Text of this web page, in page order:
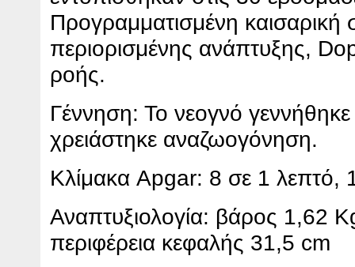
Προγραμματισμένη
περιορισμένης ανάπτυξης,
ροής.
Γέννηση: Το νεογνό
χρειάστηκε αναζωογόνηση.
Κλίμακα Apgar: 8 σε 1 λεπτό,
Αναπτυξιολογία: βάρος 1,62
περιφέρεια κεφαλής 31,5 cm